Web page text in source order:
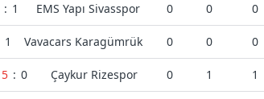
: 1 EMS Yapı Sivasspor 0 0 0
1 Vavacars Karagümrük 0 0 0
5 : 0 Çaykur Rizespor 0 1 1